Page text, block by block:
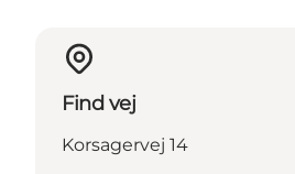
Find vej
Korsagervej 14